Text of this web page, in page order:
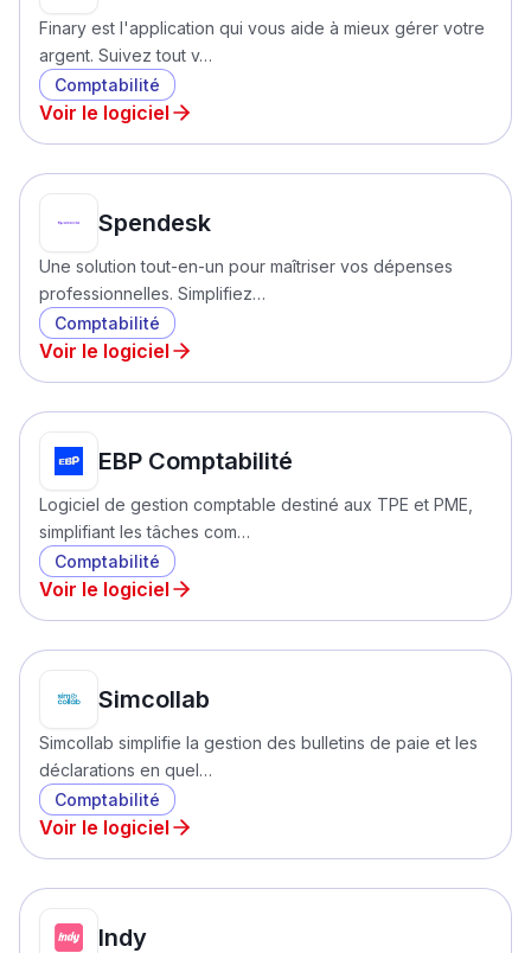
Finary est l'application qui vous aide à mieux gérer votre
argent. Suivez tout v…
Comptabilité
Voir le logiciel
Spendesk
Une solution tout-en-un pour maîtriser vos dépenses
professionnelles. Simplifiez…
Comptabilité
Voir le logiciel
EBP Comptabilité
Logiciel de gestion comptable destiné aux TPE et PME,
simplifiant les tâches com…
Comptabilité
Voir le logiciel
Simcollab
Simcollab simplifie la gestion des bulletins de paie et les
déclarations en quel…
Comptabilité
Voir le logiciel
Indy